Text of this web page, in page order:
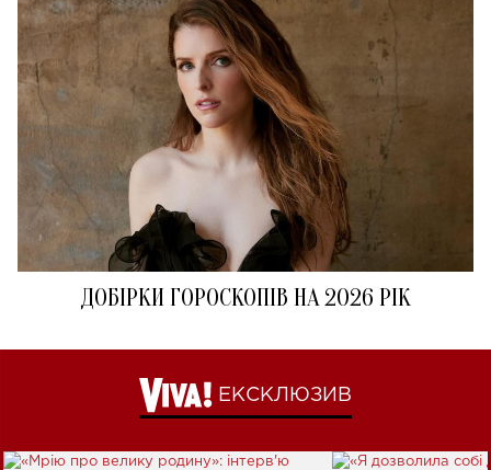
ДОБІРКИ ГОРОСКОПІВ НА 2026 РІК
ЕКСКЛЮЗИВ